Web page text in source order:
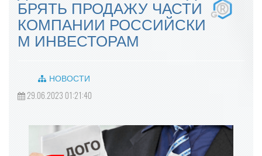
БРЯТЬ ПРОДАЖУ ЧАСТИ
КОМПАНИИ РОССИЙСКИ
М ИНВЕСТОРАМ
НОВОСТИ
29.06.2023 01:21:40